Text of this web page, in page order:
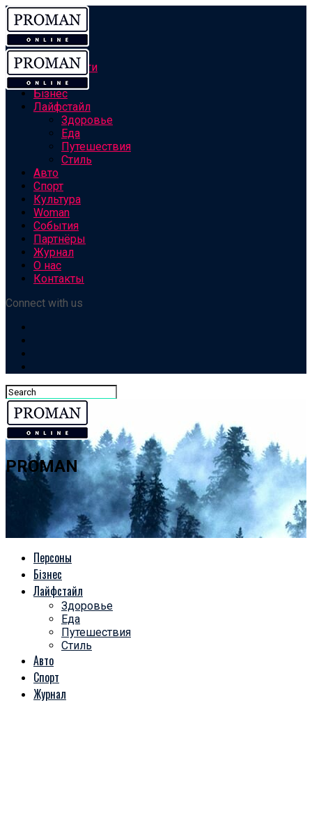
Все новости
Персоны
Бізнес
Лайфстайл
Здоровье
Еда
Путешествия
Стиль
Авто
Спорт
Культура
Woman
События
Партнёры
Журнал
О нас
Контакты
Connect with us
PROMAN
Персоны
Бізнес
Лайфстайл
Здоровье
Еда
Путешествия
Стиль
Авто
Спорт
Журнал